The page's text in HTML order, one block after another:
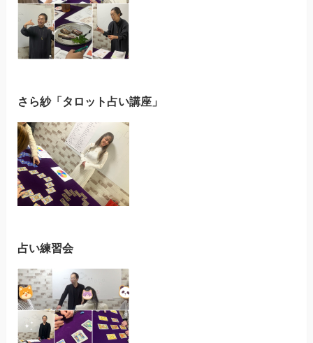
さら紗「タロット占い講座」
占い練習会